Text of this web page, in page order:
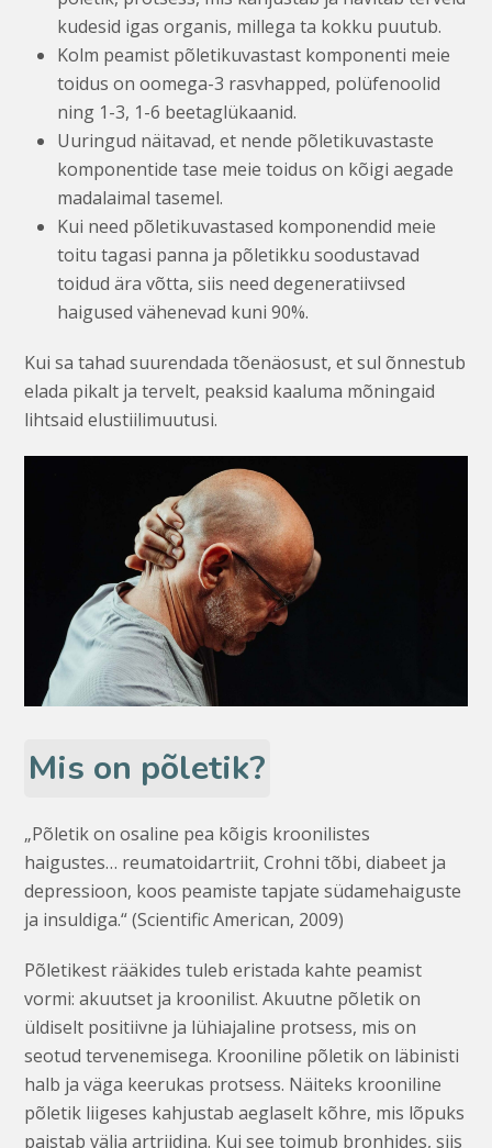
kudesid igas organis, millega ta kokku puutub.
Kolm peamist põletikuvastast komponenti meie
toidus on oomega-3 rasvhapped, polüfenoolid
ning 1-3, 1-6 beetaglükaanid.
Uuringud näitavad, et nende põletikuvastaste
komponentide tase meie toidus on kõigi aegade
madalaimal tasemel.
Kui need põletikuvastased komponendid meie
toitu tagasi panna ja põletikku soodustavad
toidud ära võtta, siis need degeneratiivsed
haigused vähenevad kuni 90%.
Kui sa tahad suurendada tõenäosust, et sul õnnestub
elada pikalt ja tervelt, peaksid kaaluma mõningaid
lihtsaid elustiilimuutusi.
Mis on põletik?
„Põletik on osaline pea kõigis kroonilistes
haigustes… reumatoid­artriit, Crohni tõbi, diabeet ja
depressioon, koos peamiste tapjate südamehaiguste
ja insuldiga.“ (Scientific American, 2009)
Põletikest rääkides tuleb eristada kahte peamist
vormi: akuutset ja kroonilist. Akuutne põletik on
üldiselt positiivne ja lühiajaline protsess, mis on
seotud tervenemisega. Krooniline põletik on läbinisti
halb ja väga keerukas protsess. Näiteks krooniline
põletik liigeses kahjustab aeglaselt kõhre, mis lõpuks
paistab välja artriidina. Kui see toimub bronhides, siis